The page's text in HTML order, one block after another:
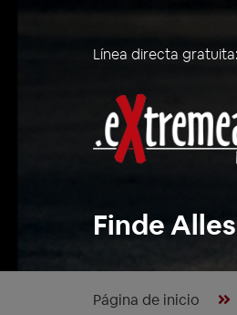
Línea directa gratuita:
Finde
Página de inicio